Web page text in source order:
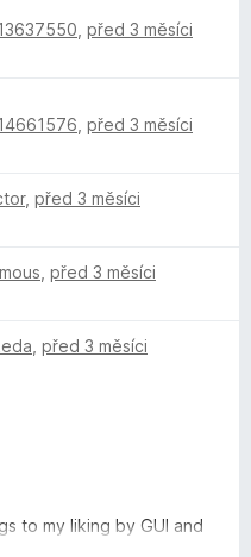
preventing it from
able to open it in the
před 3 měsíci
před 3 měsíci
, před 3 měsíci
před 3 měsíci
před 3 měsíci
to my liking by GUI and